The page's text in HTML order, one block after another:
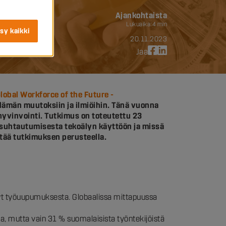
Ajankohtaista
Lukuaika:4 min
20.11.2023
Jaa
Workforce of the Future -
muutoksiin ja ilmiöihin. Tänä vuonna
Tutkimus on toteutettu 23
tekoälyn käyttöön ja missä
tutkimuksen perusteella.
Globaalissa mittapuussa
mutta vain 31 % suomalaisista työntekijöistä
kaikki